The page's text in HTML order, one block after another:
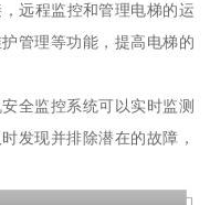
远程监控和管理电梯的运
管理等功能，提高电梯的
全监控系统可以实时监测
发现并排除潜在的故障，